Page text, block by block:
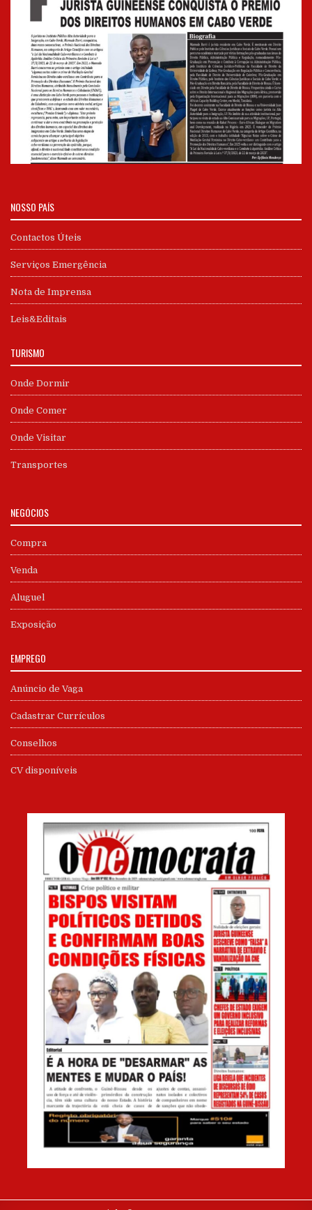
NOSSO PAÍS
Contactos Úteis
Serviços Emergência
Nota de Imprensa
Leis&Editais
TURISMO
Onde Dormir
Onde Comer
Onde Visitar
Transportes
NEGÓCIOS
Compra
Venda
Aluguel
Exposição
EMPREGO
Anúncio de Vaga
Cadastrar Currículos
Conselhos
CV disponíveis